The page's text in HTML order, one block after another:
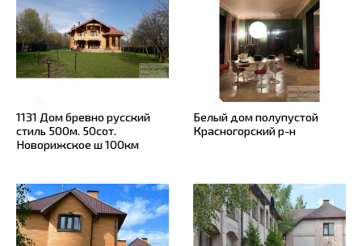
1131 Дом бревно русский
стиль 500м. 50сот.
Новорижское ш 100км
Белый дом полупустой
Красногорский р-н